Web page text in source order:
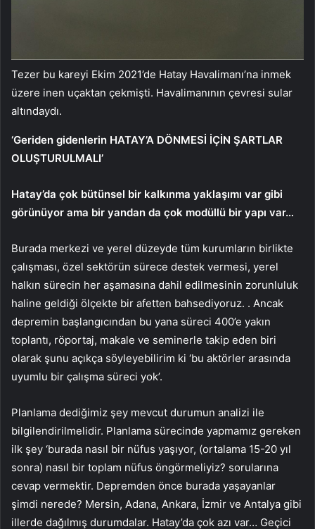
Tezer bu kareyi Ekim 2021’de Hatay Havalimanı’na inmek
üzere inen uçaktan çekmişti. Havalimanının çevresi sular
altındaydı.
‘Geriden gidenlerin HATAY’A DÖNMESİ İÇİN ŞARTLAR
OLUŞTURULMALI’
Hatay’da çok bütünsel bir kalkınma yaklaşımı var gibi
görünüyor ama bir yandan da çok modüllü bir yapı var…
Burada merkezi ve yerel düzeyde tüm kurumların birlikte
çalışması, özel sektörün sürece destek vermesi, yerel
halkın sürecin her aşamasına dahil edilmesinin zorunluluk
haline geldiği ölçekte bir afetten bahsediyoruz. . Ancak
depremin başlangıcından bu yana süreci 400’e yakın
toplantı, röportaj, makale ve seminerle takip eden biri
olarak şunu açıkça söyleyebilirim ki ‘bu aktörler arasında
uyumlu bir çalışma süreci yok’.
Planlama dediğimiz şey mevcut durumun analizi ile
bilgilendirilmelidir. Planlama sürecinde yapmamız gereken
ilk şey ‘burada nasıl bir nüfus yaşıyor, (ortalama 15-20 yıl
sonra) nasıl bir toplam nüfus öngörmeliyiz? sorularına
cevap vermektir. Depremden önce burada yaşayanlar
şimdi nerede? Mersin, Adana, Ankara, İzmir ve Antalya gibi
illerde dağılmış durumdalar. Hatay’da çok azı var… Geçici